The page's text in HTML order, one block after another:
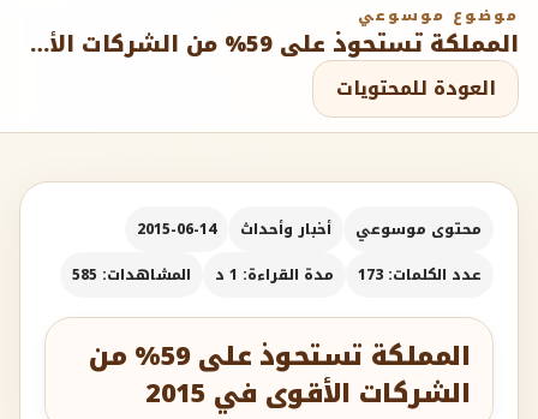
موضوع موسوعي
المملكة تستحوذ على 59% من الشركات الأقوى في 2015
العودة للمحتويات
محتوى موسوعي أخبار وأحداث
2015-06-14
عدد الكلمات: 173
مدة القراءة: 1 د المشاهدات: 585
المملكة تستحوذ على 59% من
الشركات الأقوى في 2015